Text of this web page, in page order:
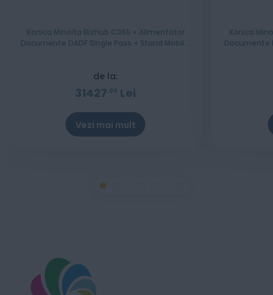
Konica Minolta Bizhub C361i + Alimentator
Documente DADF Single Pass + Stand Mobil +
de la:
31427 00 Lei
Vezi mai mult
Konica
Documente RADF + Stand